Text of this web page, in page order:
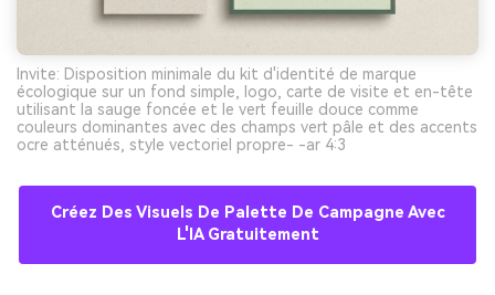
Invite: Disposition minimale du kit d'identité de marque
écologique sur un fond simple, logo, carte de visite et en-tête
utilisant la sauge foncée et le vert feuille douce comme
couleurs dominantes avec des champs vert pâle et des accents
ocre atténués, style vectoriel propre- -ar 4:3
Créez Des Visuels De Palette De Campagne Avec
L'IA Gratuitement